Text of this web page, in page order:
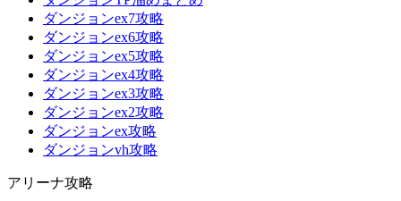
ダンジョンex7攻略
ダンジョンex6攻略
ダンジョンex5攻略
ダンジョンex4攻略
ダンジョンex3攻略
ダンジョンex2攻略
ダンジョンex攻略
ダンジョンvh攻略
アリーナ攻略